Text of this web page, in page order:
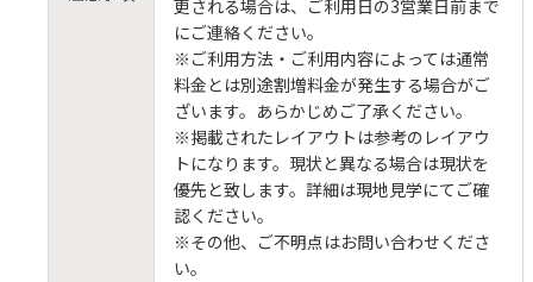
更される場合は、ご利用日の3営業日前まで
にご連絡ください。
※ご利用方法・ご利用内容によっては通常
料金とは別途割増料金が発生する場合がご
ざいます。あらかじめご了承ください。
※掲載されたレイアウトは参考のレイアウ
トになります。現状と異なる場合は現状を
優先と致します。詳細は現地見学にてご確
認ください。
※その他、ご不明点はお問い合わせくださ
い。